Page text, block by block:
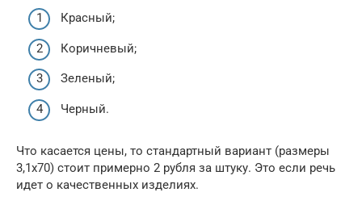
Красный;
Коричневый;
Зеленый;
Черный.
Что касается цены, то стандартный вариант (размеры
3,1х70) стоит примерно 2 рубля за штуку. Это если речь
идет о качественных изделиях.